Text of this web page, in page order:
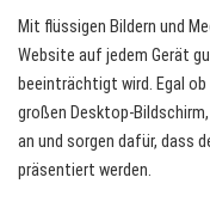
Mit flüssigen Bildern und
Website auf jedem Gerät
beeinträchtigt wird. Egal
großen Desktop-
an und sorgen dafür, dass
präsentiert werden.